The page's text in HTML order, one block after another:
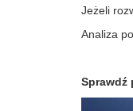
Jeżeli
Analiza
Sprawdź